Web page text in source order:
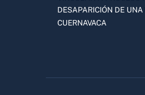
DESAPARICIÓN DE UNA
CUERNAVACA